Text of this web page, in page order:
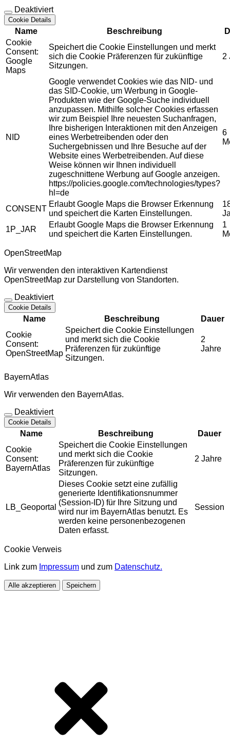
Deaktiviert
Cookie Details
Name Beschreibung
Cookie
Consent:
Google
Maps
Speichert die Cookie Einstellungen und merkt
sich die Cookie Präferenzen für zukünftige
Sitzungen.
2
NID
Google verwendet Cookies wie das NID- und
das SID-Cookie, um Werbung in Google-
Produkten wie der Google-Suche individuell
anzupassen. Mithilfe solcher Cookies erfassen
wir zum Beispiel Ihre neuesten Suchanfragen,
Ihre bisherigen Interaktionen mit den Anzeigen
eines Werbetreibenden oder den
Suchergebnissen und Ihre Besuche auf der
Website eines Werbetreibenden. Auf diese
Weise können wir Ihnen individuell
zugeschnittene Werbung auf Google anzeigen.
https://policies.google.com/technologies/types?
hl=de
6
CONSENT
Erlaubt Google Maps die Browser Erkennung
und speichert die Karten Einstellungen.
1P_JAR
Erlaubt Google Maps die Browser Erkennung
und speichert die Karten Einstellungen.
1
OpenStreetMap
Wir verwenden den interaktiven Kartendienst
OpenStreetMap zur Darstellung von Standorten.
Deaktiviert
Cookie Details
Name Beschreibung
Dauer
Cookie
Consent:
OpenStreetMap
Speichert die Cookie Einstellungen
und merkt sich die Cookie
Präferenzen für zukünftige
Sitzungen.
2
Jahre
BayernAtlas
Wir verwenden den BayernAtlas.
Deaktiviert
Cookie Details
Name Beschreibung
Dauer
Cookie
Consent:
BayernAtlas
Speichert die Cookie Einstellungen
und merkt sich die Cookie
Präferenzen für zukünftige
Sitzungen.
2 Jahre
LB_Geoportal
Dieses Cookie setzt eine zufällig
generierte Identifikationsnummer
(Session-ID) für Ihre Sitzung und
wird nur im BayernAtlas benutzt. Es
werden keine personenbezogenen
Daten erfasst.
Session
Cookie Verweis
Link zum Impressum und zum Datenschutz.
Alle akzeptieren Speichern